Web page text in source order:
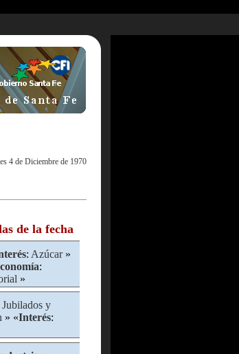
4 de Diciembre de 1970
de la fecha
: Azúcar»
:
»
Jubilados y
» «Interés: